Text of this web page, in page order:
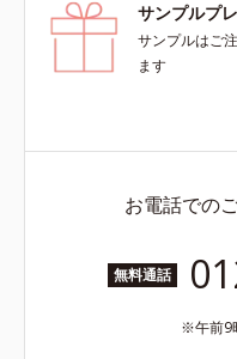
サンプルプ
サンプルはご
ます
お電話での
無料通話
午前9